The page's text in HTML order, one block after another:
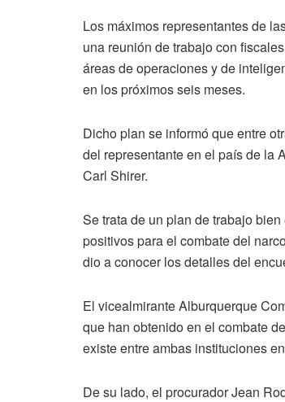
Los máximos representantes de
una reunión de trabajo con
áreas de operaciones y de
en los próximos seis meses.
Dicho plan se informó que entre
del representante en el país de la
Carl Shirer.
Se trata de un plan de trabajo
positivos para el combate del
dio a conocer los detalles del
El vicealmirante Alburquerque
que han obtenido en el combate
existe entre ambas instituciones
De su lado, el procurador Jean